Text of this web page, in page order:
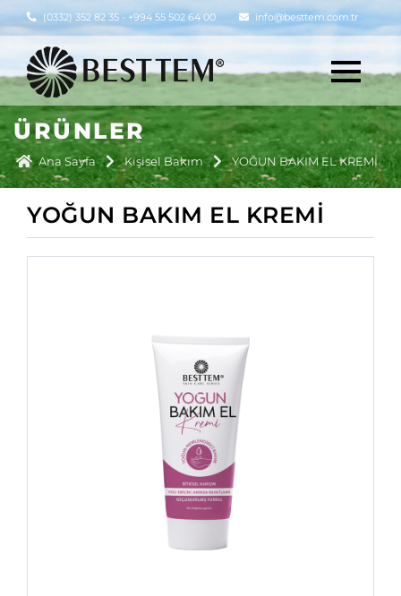
(0332) 352 82 35 - +994 55 502 64 00 info@besttem.com.tr
ÜRÜNLER
Ana Sayfa Kişisel Bakım YOĞUN BAKIM EL KREMİ
YOĞUN BAKIM EL KREMİ